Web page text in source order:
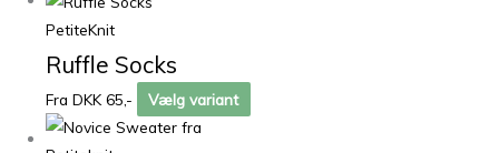
PetiteKnit
Ruffle Socks
Fra DKK 65,- Vælg variant